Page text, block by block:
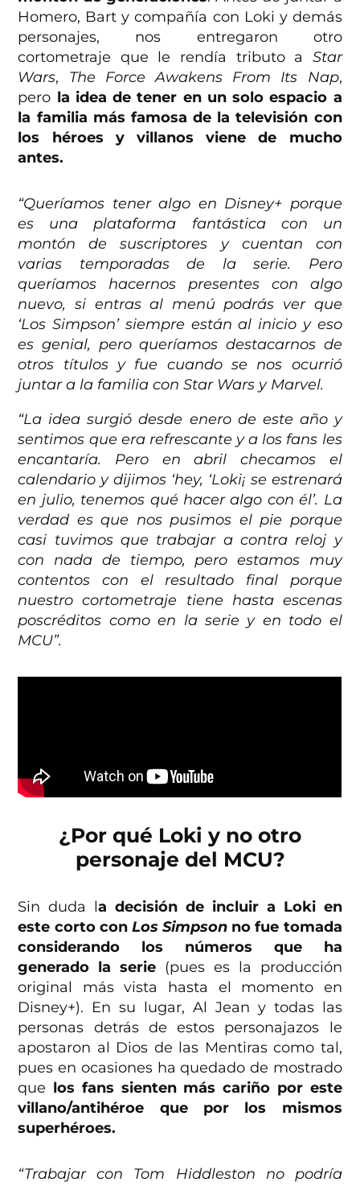
Homero, Bart y compañía con Loki y demás
personajes, nos entregaron otro
cortometraje que le rendía tributo a Star
Wars, The Force Awakens From Its Nap,
pero la idea de tener en un solo espacio a
la familia más famosa de la televisión con
los héroes y villanos viene de mucho
antes.
“Queríamos tener algo en Disney+ porque
es una plataforma fantástica con un
montón de suscriptores y cuentan con
varias temporadas de la serie. Pero
queríamos hacernos presentes con algo
nuevo, si entras al menú podrás ver que
‘Los Simpson’ siempre están al inicio y eso
es genial, pero queríamos destacarnos de
otros títulos y fue cuando se nos ocurrió
juntar a la familia con Star Wars y Marvel.
“La idea surgió desde enero de este año y
sentimos que era refrescante y a los fans les
encantaría. Pero en abril checamos el
calendario y dijimos ‘hey, ‘Loki¡ se estrenará
en julio, tenemos qué hacer algo con él’. La
verdad es que nos pusimos el pie porque
casi tuvimos que trabajar a contra reloj y
con nada de tiempo, pero estamos muy
contentos con el resultado final porque
nuestro cortometraje tiene hasta escenas
poscréditos como en la serie y en todo el
MCU”.
¿Por qué Loki y no otro
personaje del MCU?
Sin duda la decisión de incluir a Loki en
este corto con Los Simpson no fue tomada
considerando los números que ha
generado la serie (pues es la producción
original más vista hasta el momento en
Disney+). En su lugar, Al Jean y todas las
personas detrás de estos personajazos le
apostaron al Dios de las Mentiras como tal,
pues en ocasiones ha quedado de mostrado
que los fans sienten más cariño por este
villano/antihéroe que por los mismos
superhéroes.
“Trabajar con Tom Hiddleston no podría